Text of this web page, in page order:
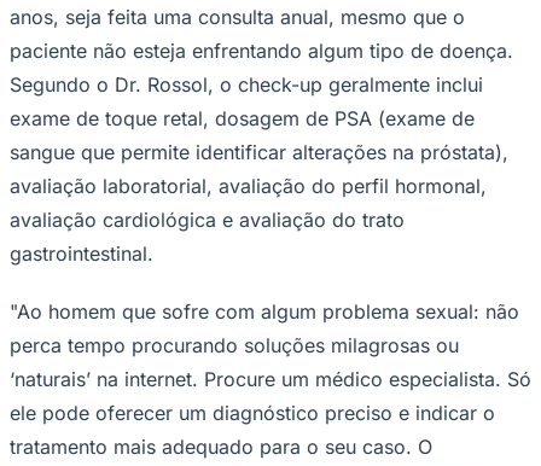
anos, seja feita uma consulta anual, mesmo que o
paciente não esteja enfrentando algum tipo de doença.
Segundo o Dr. Rossol, o check-up geralmente inclui
exame de toque retal, dosagem de PSA (exame de
sangue que permite identificar alterações na próstata),
avaliação laboratorial, avaliação do perfil hormonal,
avaliação cardiológica e avaliação do trato
gastrointestinal.
"Ao homem que sofre com algum problema sexual: não
perca tempo procurando soluções milagrosas ou
‘naturais’ na internet. Procure um médico especialista. Só
ele pode oferecer um diagnóstico preciso e indicar o
tratamento mais adequado para o seu caso. O